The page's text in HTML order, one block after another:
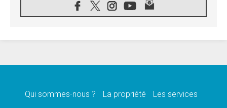
07.08.2026
1ère Conférence continentale sur l'éducation
07.08.2026
07.08.2026
Qui sommes-nous ? La propriété
Les services